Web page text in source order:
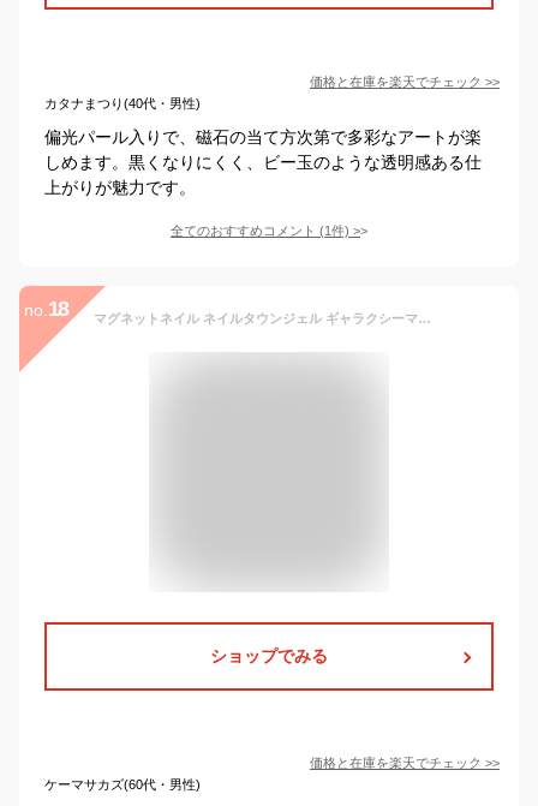
価格と在庫を楽天でチェック >>
カタナまつり(40代・男性)
偏光パール入りで、磁石の当て方次第で多彩なアートが楽
しめます。黒くなりにくく、ビー玉のような透明感ある仕
上がりが魅力です。
全てのおすすめコメント (1件) >
no. 18 マグネットネイル ネイルタウンジェル ギャラクシーマグ galaxy 全20色 約3g入り 38ミクロンMIX 黒くなりにくい カラージェル ジェルネイル
ショップでみる
価格と在庫を楽天でチェック >>
ケーマサカズ(60代・男性)